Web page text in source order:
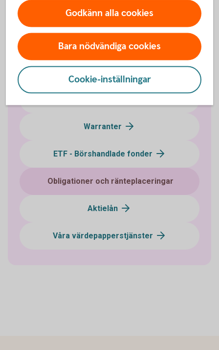
Investera i värdepapper
Warranter
ETF - Börshandlade fonder
Obligationer och ränteplaceringar
Aktielån
Våra värdepapperstjänster
Godkänn alla cookies
Bara nödvändiga cookies
Cookie-inställningar